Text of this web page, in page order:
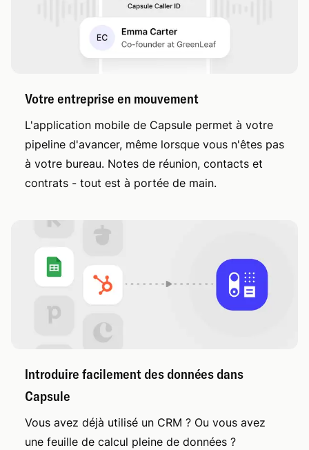
Votre entreprise en mouvement
L'application mobile de Capsule permet à votre
pipeline d'avancer, même lorsque vous n'êtes pas
à votre bureau. Notes de réunion, contacts et
contrats - tout est à portée de main.
Introduire facilement des données dans
Capsule
Vous avez déjà utilisé un CRM ? Ou vous avez
une feuille de calcul pleine de données ?